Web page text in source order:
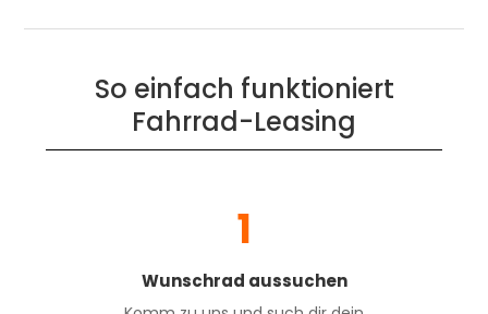
So einfach funktioniert
Fahrrad-Leasing
1
Wunschrad aussuchen